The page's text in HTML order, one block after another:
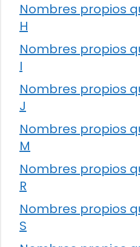
Nombres propios
H
Nombres propios
I
Nombres propios
J
Nombres propios
M
Nombres propios
R
Nombres propios
S